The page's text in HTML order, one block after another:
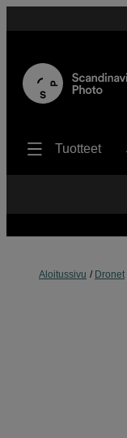
Tuotteet
Aloitussivu Dronet